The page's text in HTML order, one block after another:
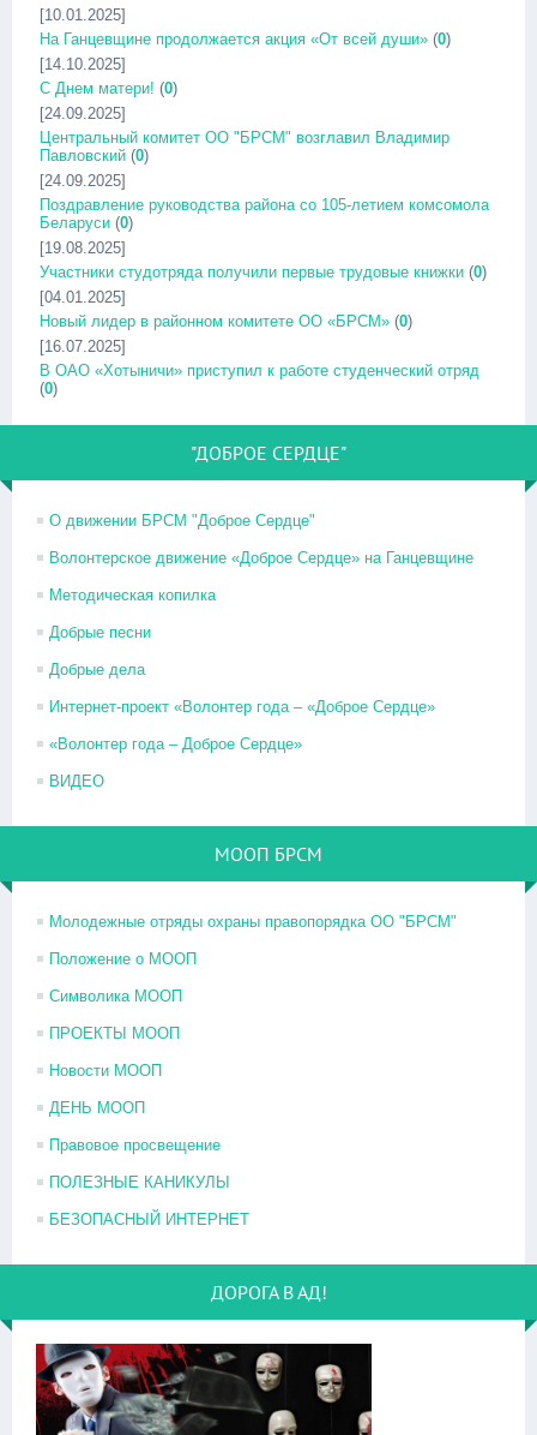
[10.01.2025]
На Ганцевщине продолжается акция «От всей души» (0)
[14.10.2025]
С Днем матери! (0)
[24.09.2025]
Центральный комитет ОО "БРСМ" возглавил Владимир
Павловский (0)
[24.09.2025]
Поздравление руководства района со 105-летием комсомола
Беларуси (0)
[19.08.2025]
Участники студотряда получили первые трудовые книжки (0)
[04.01.2025]
Новый лидер в районном комитете ОО «БРСМ» (0)
[16.07.2025]
В ОАО «Хотыничи» приступил к работе студенческий отряд
(0)
"ДОБРОЕ СЕРДЦЕ"
О движении БРСМ "Доброе Сердце"
Волонтерское движение «Доброе Сердце» на Ганцевщине
Методическая копилка
Добрые песни
Добрые дела
Интернет-проект «Волонтер года – «Доброе Сердце»
«Волонтер года – Доброе Сердце»
ВИДЕО
МООП БРСМ
Молодежные отряды охраны правопорядка ОО "БРСМ"
Положение о МООП
Символика МООП
ПРОЕКТЫ МООП
Новости МООП
ДЕНЬ МООП
Правовое просвещение
ПОЛЕЗНЫЕ КАНИКУЛЫ
БЕЗОПАСНЫЙ ИНТЕРНЕТ
ДОРОГА В АД!